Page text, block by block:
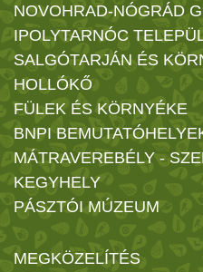
NOVOHRAD-NÓGRÁD
IPOLYTARNÓC
SALGÓTARJÁN ÉS
HOLLÓKŐ
FÜLEK ÉS KÖRNYÉKE
BNPI
MÁTRAVEREBÉLY -
KEGYHELY
PÁSZTÓI MÚZEUM
MEGKÖZELÍTÉS